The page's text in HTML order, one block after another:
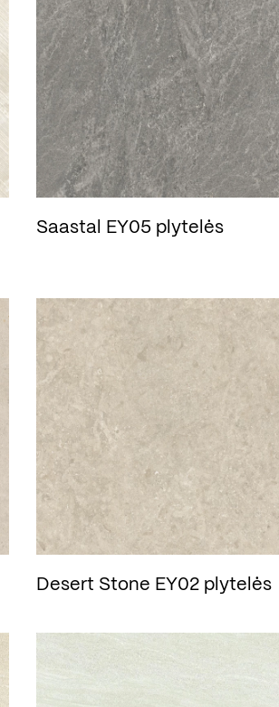
Saastal EY05 plytelės
Desert Stone EY02 plytelės